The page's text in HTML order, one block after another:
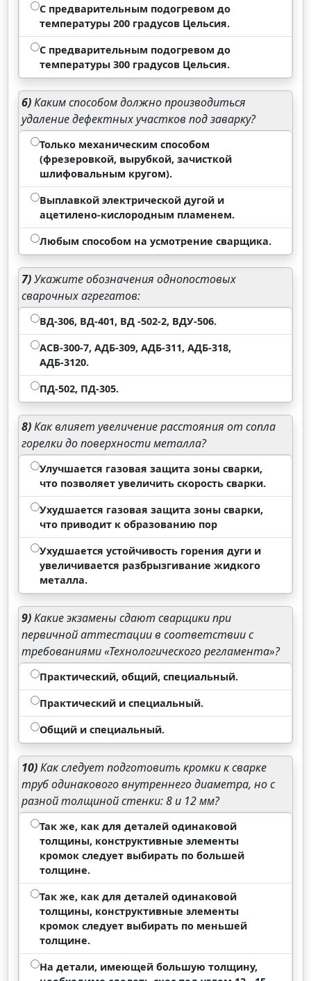
С предварительным подогревом до
температуры 200 градусов Цельсия.
С предварительным подогревом до
температуры 300 градусов Цельсия.
6)Каким способом должно производиться
удаление дефектных участков под заварку?
Только механическим способом
(фрезеровкой, вырубкой, зачисткой
шлифовальным кругом).
Выплавкой электрической дугой и
ацетилено-кислородным пламенем.
Любым способом на усмотрение сварщика.
7)Укажите обозначения однопостовых
сварочных агрегатов:
ВД-306, ВД-401, ВД -502-2, ВДУ-506.
АСВ-300-7, АДБ-309, АДБ-311, АДБ-318,
АДБ-3120.
ПД-502, ПД-305.
8)Как влияет увеличение расстояния от сопла
горелки до поверхности металла?
Улучшается газовая защита зоны сварки,
что позволяет увеличить скорость сварки.
Ухудшается газовая защита зоны сварки,
что приводит к образованию пор
Ухудшается устойчивость горения дуги и
увеличивается разбрызгивание жидкого
металла.
9)Какие экзамены сдают сварщики при
первичной аттестации в соответствии с
требованиями «Технологического регламента»?
Практический, общий, специальный.
Практический и специальный.
Общий и специальный.
10)Как следует подготовить кромки к сварке
труб одинакового внутреннего диаметра, но с
разной толщиной стенки: 8 и 12 мм?
Так же, как для деталей одинаковой
толщины, конструктивные элементы
кромок следует выбирать по большей
толщине.
Так же, как для деталей одинаковой
толщины, конструктивные элементы
кромок следует выбирать по меньшей
толщине.
На детали, имеющей большую толщину,